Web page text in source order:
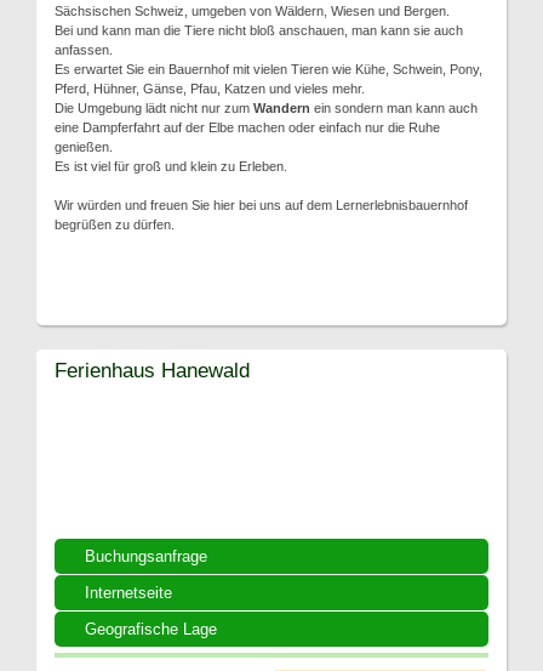
Sächsischen Schweiz, umgeben von Wäldern, Wiesen und Bergen.
Bei und kann man die Tiere nicht bloß anschauen, man kann sie auch
anfassen.
Es erwartet Sie ein Bauernhof mit vielen Tieren wie Kühe, Schwein, Pony,
Pferd, Hühner, Gänse, Pfau, Katzen und vieles mehr.
Die Umgebung lädt nicht nur zum Wandern ein sondern man kann auch
eine Dampferfahrt auf der Elbe machen oder einfach nur die Ruhe
genießen.
Es ist viel für groß und klein zu Erleben.
Wir würden und freuen Sie hier bei uns auf dem Lernerlebnisbauernhof
begrüßen zu dürfen.
Buchungsanfrage
Internetseite
Geografische Lage
Ferienhaus Hanewald